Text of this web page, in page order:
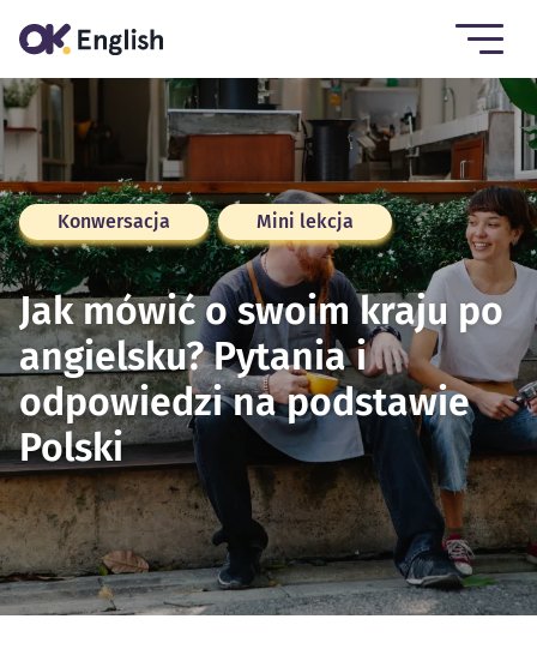
Konwersacja Mini lekcja
Jak mówić o swoim kraju po
angielsku? Pytania i
odpowiedzi na podstawie
Polski